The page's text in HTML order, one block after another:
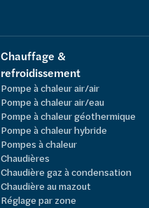
Chauffage &
refroidissement
Pompe à chaleur air/air
Pompe à chaleur air/eau
Pompe à chaleur géothermique
Pompe à chaleur hybride
Pompes à chaleur
Chaudières
Chaudière gaz à condensation
Chaudière au mazout
Réglage par zone